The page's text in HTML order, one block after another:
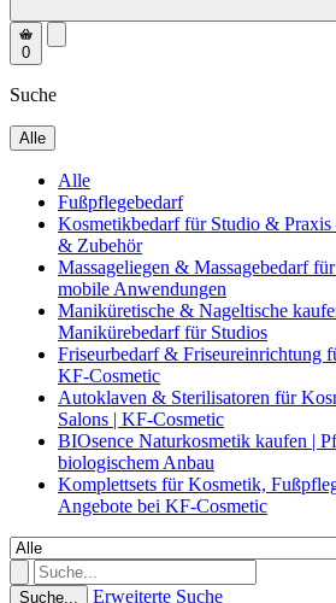
0
Suche
Alle
Alle
Fußpflegebedarf
Kosmetikbedarf für Studio &
& Zubehör
Massageliegen & Massagebedarf
mobile Anwendungen
Maniküretische & Nageltische
Manikürebedarf für Studios
Friseurbedarf & Friseureinrichtung
KF-Cosmetic
Autoklaven & Sterilisatoren für
Salons | KF-Cosmetic
BIOsence Naturkosmetik kaufen |
biologischem Anbau
Komplettsets für Kosmetik,
Angebote bei KF-Cosmetic
Suche... Erweiterte Suche